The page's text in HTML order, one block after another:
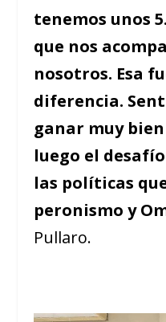
tenemos unos
que nos
nosotros. Esa
diferencia.
ganar muy
luego el
las políticas
peronismo y
Pullaro.